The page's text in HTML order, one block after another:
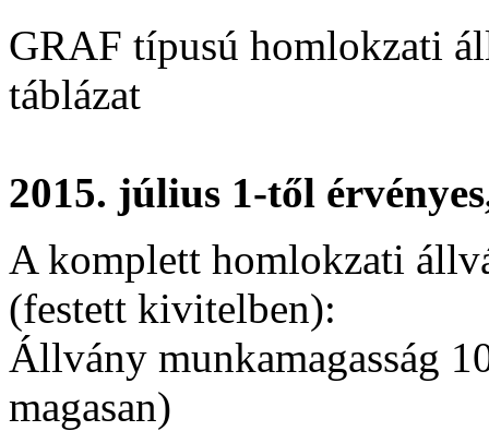
GRAF típusú homlokzati
táblázat
2015. július 1-től
A komplett homlokzati
(festett kivitelben):
Állvány munkamagasság
magasan)